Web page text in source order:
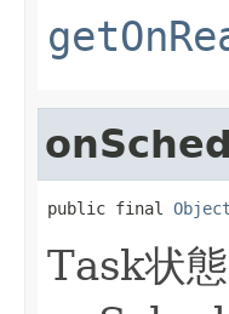
public final
Task状